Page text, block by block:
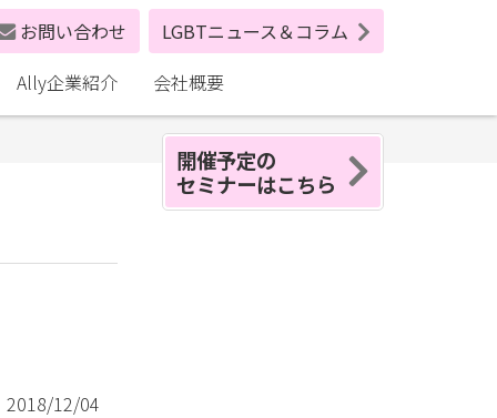
お問い合わせ
LGBTニュース＆コラム
Ally企業紹介 会社概要
開催予定の
セミナーはこちら
2018/12/04